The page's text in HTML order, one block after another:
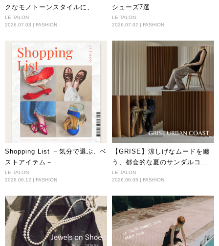
クなモノトーンスタイルに、涼
やかなエッセンスを。
LE TALON
2026.07.03 | FASHION
シューズ7選
LE TALON
2026.07.02 | FASHION
Shopping List －気分で選ぶ、ベ
ストアイテム－
LE TALON
2026.06.12 | FASHION
【GRISE】涼しげなムードを纏
う、都会的な夏のサンダルコレ
クション
LE TALON
2026.06.05 | FASHION